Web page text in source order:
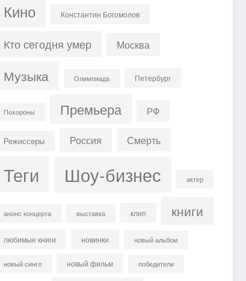
Кино Константин Богомолов
Кто сегодня умер Москва
Музыка Олимпиада Петербург
Похороны Премьера РФ
Режиссеры Россия Смерть
Теги Шоу-бизнес актер
анонс концерта выставка клип книги
любимые книги новинки новый альбом
новый сингл новый фильм победители